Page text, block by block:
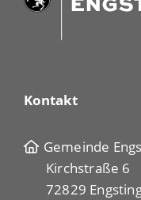
Kontakt
Gemeinde
Kirchstraße 6
72829